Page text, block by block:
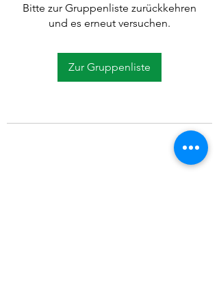
Bitte zur Gruppenliste zurückkehren
und es erneut versuchen.
Zur Gruppenliste